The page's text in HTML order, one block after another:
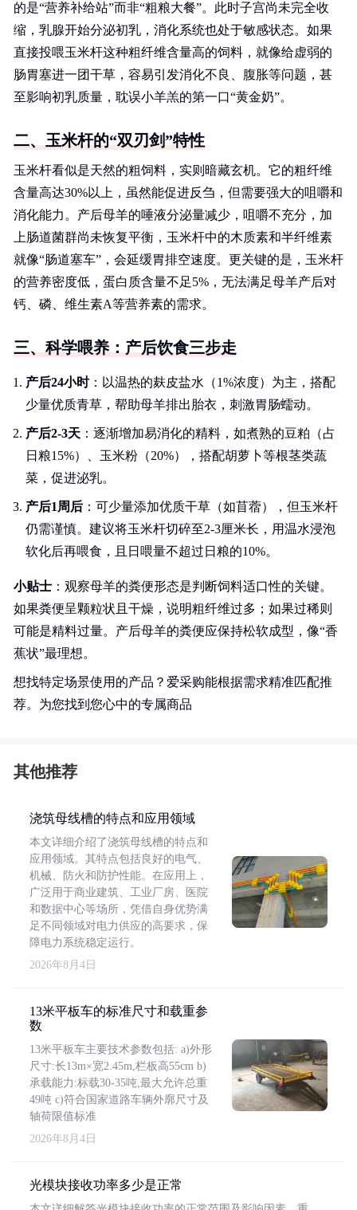
的是“营养补给站”而非“粗粮大餐”。此时子宫尚未完全收
缩，乳腺开始分泌初乳，消化系统也处于敏感状态。如果
直接投喂玉米杆这种粗纤维含量高的饲料，就像给虚弱的
肠胃塞进一团干草，容易引发消化不良、腹胀等问题，甚
至影响初乳质量，耽误小羊羔的第一口“黄金奶”。
二、玉米杆的“双刃剑”特性
玉米杆看似是天然的粗饲料，实则暗藏玄机。它的粗纤维
含量高达30%以上，虽然能促进反刍，但需要强大的咀嚼和
消化能力。产后母羊的唾液分泌量减少，咀嚼不充分，加
上肠道菌群尚未恢复平衡，玉米杆中的木质素和半纤维素
就像“肠道塞车”，会延缓胃排空速度。更关键的是，玉米杆
的营养密度低，蛋白质含量不足5%，无法满足母羊产后对
钙、磷、维生素A等营养素的需求。
三、科学喂养：产后饮食三步走
产后24小时：以温热的麸皮盐水（1%浓度）为主，搭配
少量优质青草，帮助母羊排出胎衣，刺激胃肠蠕动。
产后2-3天 ：逐渐增加易消化的精料，如煮熟的豆粕（占
日粮15%）、玉米粉（20%），搭配胡萝卜等根茎类蔬
菜，促进泌乳。
产后1周后 ：可少量添加优质干草（如苜蓿），但玉米杆
仍需谨慎。建议将玉米杆切碎至2-3厘米长，用温水浸泡
软化后再喂食，且日喂量不超过日粮的10%。
小贴士 ：观察母羊的粪便形态是判断饲料适口性的关键。
如果粪便呈颗粒状且干燥，说明粗纤维过多；如果过稀则
可能是精料过量。产后母羊的粪便应保持松软成型，像“香
蕉状”最理想。
想找特定场景使用的产品？爱采购能根据需求精准匹配推
荐。为您找到您心中的专属商品
其他推荐
浇筑母线槽的特点和应用领域
本文详细介绍了浇筑母线槽的特点和
应用领域。其特点包括良好的电气、
机械、防火和防护性能。在应用上，
广泛用于商业建筑、工业厂房、医院
和数据中心等场所，凭借自身优势满
足不同领域对电力供应的高要求，保
障电力系统稳定运行。
2026年8月4日
13米平板车的标准尺寸和载重参
数
13米平板车主要技术参数包括: a)外形
尺寸:长13m×宽2.45m,栏板高55cm b)
承载能力:标载30-35吨,最大允许总重
49吨 c)符合国家道路车辆外廓尺寸及
轴荷限值标准
2026年8月4日
光模块接收功率多少是正常